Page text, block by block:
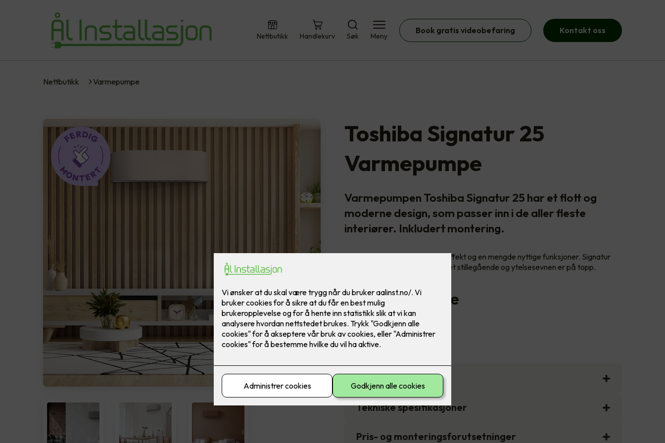
Nettbutikk Handlekurv Søk Meny
Book gratis videobefaring Kontakt oss
Nettbutikk Varmepumpe
Toshiba Signatur 25
Varmepumpe
Varmepumpen Toshiba Signatur 25 har et flott og
moderne design, som passer inn i de aller fleste
interiører. Inkludert montering.
Varmepumpen har høy varmeeffekt og en mengde nyttige funksjoner. Signatur
har energiklasse A+++, er meget stillegående og ytelsesevnen er på topp.
Pris etter avtale
Ikke på lager
Beskrivelse
Tekniske spesifikasjoner
Pris- og monteringsforutsetninger